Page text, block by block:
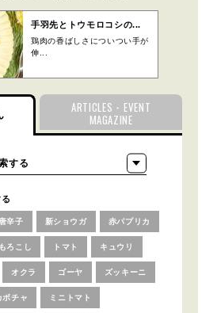
手羽先とトウモロコシの...
鶏肉の香ばしさについつい手が
伸...
ARTICLES・EVENT
MAGAZINE
辛子 新ショウガ 赤パプリカ
ろこし トマト キュウリ
オクラ ゴーヤ ズッキーニ
ボチャ ミニトマト